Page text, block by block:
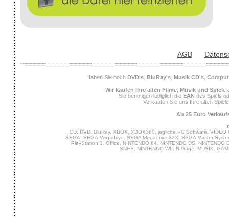
AGB
Haben Sie noch DVD's, BluRay's, Musik CD's,
Wir kaufen Ihre alten Filme, Musik und Spiele
Sie benötigen lediglich die EAN des Spiels
Verkaufen Sie uns Ihre alten
Ab 25 Euro
CD, DVD, BluRay, XBOX, XBOX360, jegliche PC Software,
SEGA, SEGA Megadrive, SEGA Megadrive 32X, SEGA Master
PlayStation 3, Office, NINTENDO 64, NINTENDO DS,
SNES, NINTENDO WII, N-Gage, MUSIK,